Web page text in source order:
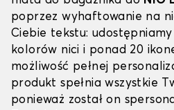
poprzez wyhaftowanie na
Ciebie tekstu: udostępniamy
kolorów nici i ponad 20
możliwość pełnej
produkt spełnia wszystkie
ponieważ został on